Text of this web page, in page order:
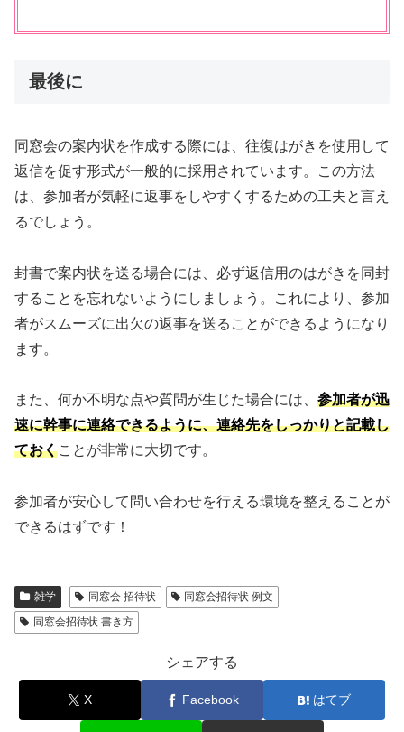
最後に
同窓会の案内状を作成する際には、往復はがきを使用して
返信を促す形式が一般的に採用されています。この方法
は、参加者が気軽に返事をしやすくするための工夫と言え
るでしょう。
封書で案内状を送る場合には、必ず返信用のはがきを同封
することを忘れないようにしましょう。これにより、参加
者がスムーズに出欠の返事を送ることができるようになり
ます。
また、何か不明な点や質問が生じた場合には、 参加者が迅
速に幹事に連絡できるように、連絡先をしっかりと記載し
ておくことが非常に大切です。
参加者が安心して問い合わせを行える環境を整えることが
できるはずです！
雑学 同窓会 招待状
同窓会招待状 例文
同窓会招待状 書き方
シェアする
X Facebook はてブ